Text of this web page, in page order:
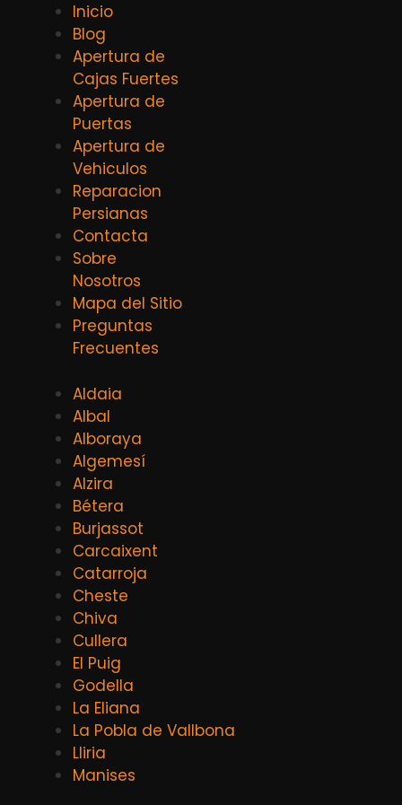
Inicio
Blog
Apertura de
Cajas Fuertes
Apertura de
Puertas
Apertura de
Vehiculos
Reparacion
Persianas
Contacta
Sobre
Nosotros
Mapa del Sitio
Preguntas
Frecuentes
Aldaia
Albal
Alboraya
Algemesí
Alzira
Bétera
Burjassot
Carcaixent
Catarroja
Cheste
Chiva
Cullera
El Puig
Godella
La Eliana
La Pobla de Vallbona
Lliria
Manises